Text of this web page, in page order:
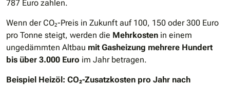
787 Euro zahlen.
Wenn der CO₂-Preis in Zukunft auf 100, 150 oder 300 Euro
pro Tonne steigt, werden die Mehrkosten in einem
ungedämmten Altbau mit Gasheizung mehrere Hundert
bis über 3.000 Euro im Jahr betragen.
Beispiel Heizöl: CO₂-Zusatzkosten pro Jahr nach